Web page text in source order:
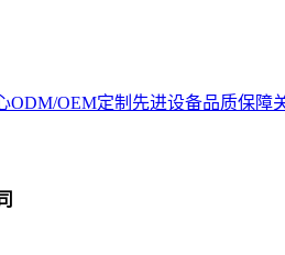
ODM/OEM定制 先进设备品质保障